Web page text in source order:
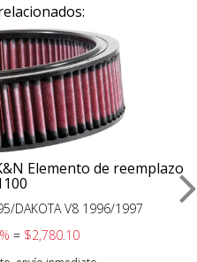
Elemento de reemplazo
DAKOTA V8 1996/1997
= $2,780.10